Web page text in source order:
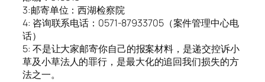
3:邮寄单位：西湖检察院
4: 咨询联系电话：0571-87933705（案件管理中心电
话）
5: 不是让大家邮寄你自己的报案材料，是递交控诉小
草及小草法人的罪行，是最大化的追回我们损失的方
法之一。